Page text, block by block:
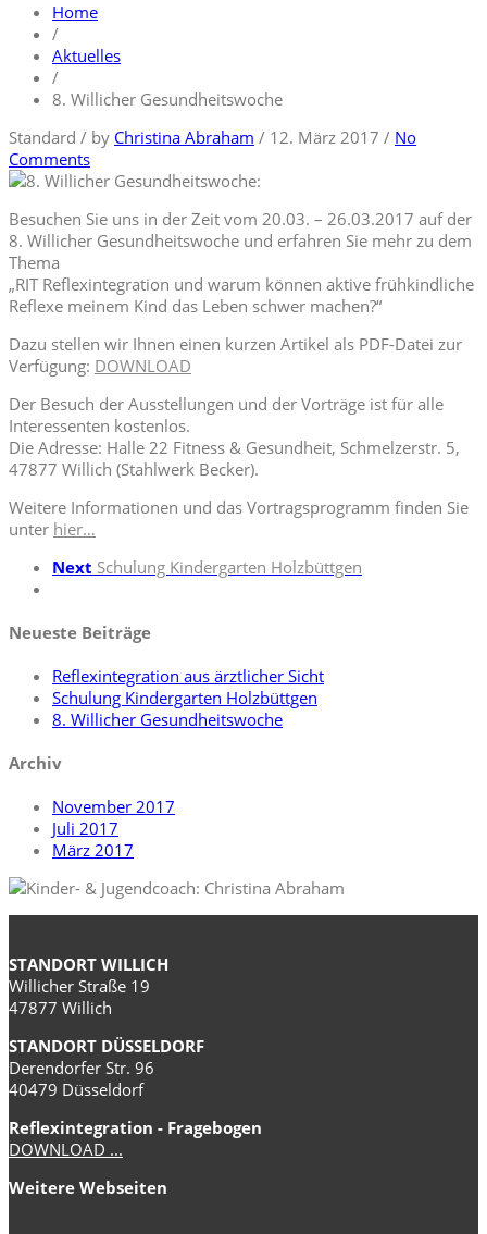
Home
/
Aktuelles
/
8. Willicher Gesundheitswoche
Standard / by Christina Abraham / 12. März 2017 / No
Comments
Besuchen Sie uns in der Zeit vom 20.03. – 26.03.2017 auf der
8. Willicher Gesundheitswoche und erfahren Sie mehr zu dem
Thema
„RIT Reflexintegration und warum können aktive frühkindliche
Reflexe meinem Kind das Leben schwer machen?“
Dazu stellen wir Ihnen einen kurzen Artikel als PDF-Datei zur
Verfügung: DOWNLOAD
Der Besuch der Ausstellungen und der Vorträge ist für alle
Interessenten kostenlos.
Die Adresse: Halle 22 Fitness & Gesundheit, Schmelzerstr. 5,
47877 Willich (Stahlwerk Becker).
Weitere Informationen und das Vortragsprogramm finden Sie
unter hier…
Next Schulung Kindergarten Holzbüttgen
Neueste Beiträge
Reflexintegration aus ärztlicher Sicht
Schulung Kindergarten Holzbüttgen
8. Willicher Gesundheitswoche
Archiv
November 2017
Juli 2017
März 2017
STANDORT WILLICH
Willicher Straße 19
47877 Willich
STANDORT DÜSSELDORF
Derendorfer Str. 96
40479 Düsseldorf
Reflexintegration - Fragebogen
DOWNLOAD ...
Weitere Webseiten